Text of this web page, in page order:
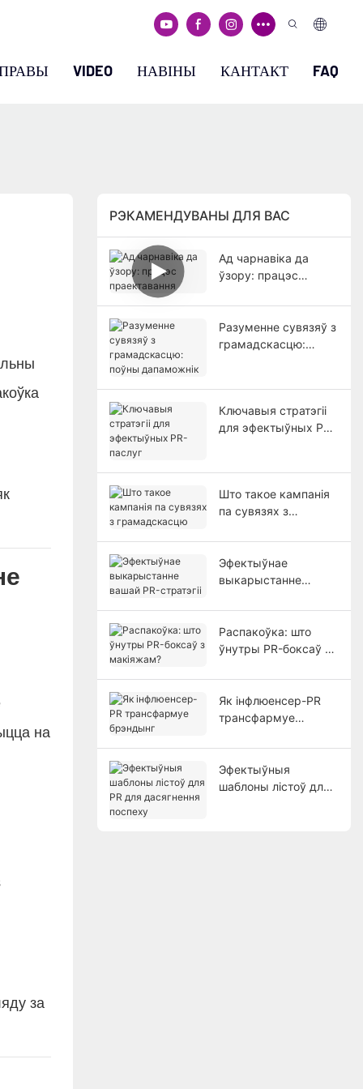
VIDEO НАВІНЫ КАНТАКТ FAQ
на
за
РЭКАМЕНДУВАНЫ ДЛЯ ВАС
Ад чарнавіка да
ўзору: працэс
Разуменне сувязяў з
грамадскасцю:
Ключавыя стратэгіі
для эфектыўных PR-
Што такое кампанія
па сувязях з
Эфектыўнае
выкарыстанне
Распакоўка: што
ўнутры PR-боксаў з
Як інфлюенсер-PR
трансфармуе
Эфектыўныя
шаблоны лістоў для